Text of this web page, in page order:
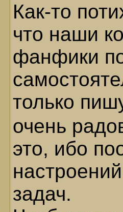
Как-то
что наши
фанфики
только
очень
это, ибо
задач.